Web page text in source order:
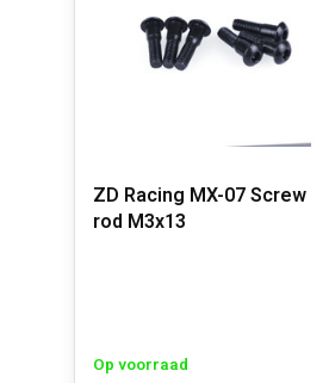
ZD Racing MX-07 Screw
rod M3x13
Op voorraad